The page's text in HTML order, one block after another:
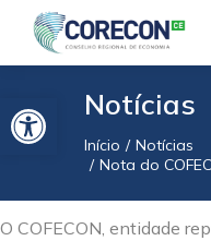
Barra de Ferramentas AbertaNotícias
Você está aqui:
Início
Notícias
Nota do
O COFECON, entidade